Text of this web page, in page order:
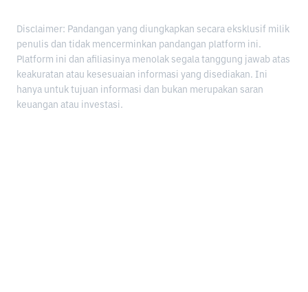
Disclaimer: Pandangan yang diungkapkan secara eksklusif milik
penulis dan tidak mencerminkan pandangan platform ini.
Platform ini dan afiliasinya menolak segala tanggung jawab atas
keakuratan atau kesesuaian informasi yang disediakan. Ini
hanya untuk tujuan informasi dan bukan merupakan saran
keuangan atau investasi.